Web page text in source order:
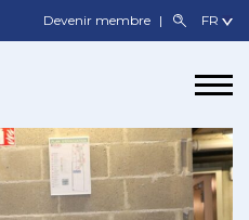
Devenir membre